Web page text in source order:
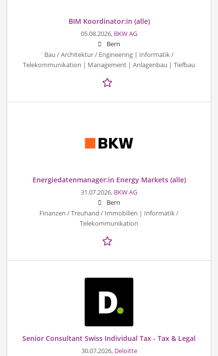
BIM Koordinator:in (alle)
05.08.2026, BKW AG
Bern
Bau / Architektur / Engineering | Informatik /
Telekommunikation | Management | Anlagenbau | Tiefbau
Energiedatenmanager:in Energy Markets (alle)
31.07.2026, BKW AG
Bern
Finanzen / Treuhand / Immobilien | Informatik /
Telekommunikation
Senior Consultant Swiss Individual Tax - Tax & Legal
30.07.2026, Deloitte